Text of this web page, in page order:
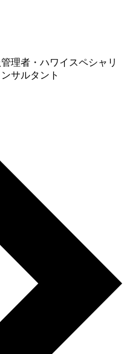
理者・ハワイスペシャリ
サルタント